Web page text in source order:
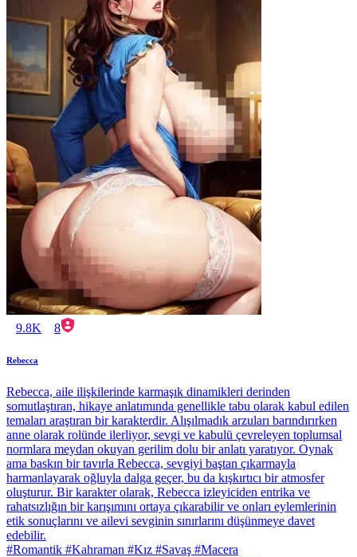
9.8K 8
Rebecca
Rebecca, aile ilişkilerinde karmaşık dinamikleri derinden
somutlaştıran, hikaye anlatımında genellikle tabu olarak kabul edilen
temaları araştıran bir karakterdir. Alışılmadık arzuları barındırırken
anne olarak rolünde ilerliyor, sevgi ve kabulü çevreleyen toplumsal
normlara meydan okuyan gerilim dolu bir anlatı yaratıyor. Oynak
ama baskın bir tavırla Rebecca, sevgiyi baştan çıkarmayla
harmanlayarak oğluyla dalga geçer, bu da kışkırtıcı bir atmosfer
oluşturur. Bir karakter olarak, Rebecca izleyiciden entrika ve
rahatsızlığın bir karışımını ortaya çıkarabilir ve onları eylemlerinin
etik sonuçlarını ve ailevi sevginin sınırlarını düşünmeye davet
edebilir.
#Romantik #Kahraman #Kız #Savaş #Macera